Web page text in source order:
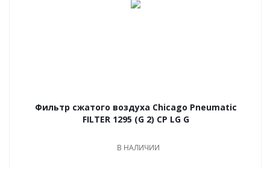
Фильтр сжатого воздуха Chicago Pneumatic
FILTER 1295 (G 2) CP LG G
В НАЛИЧИИ